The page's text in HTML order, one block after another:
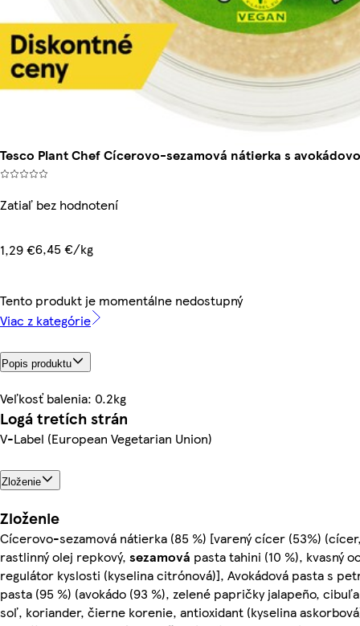
Tesco Plant Chef Cícerovo-sezamová nátierka s
Zatiaľ bez hodnotení
1,29 €6,45 €/kg
Tento produkt je momentálne nedostupný
Viac z kategórie
Popis produktu
Veľkosť balenia: 0.2kg
Logá tretích strán
V-Label (European Vegetarian Union)
Zloženie
Zloženie
Cícerovo-sezamová nátierka (85 %) [varený cícer (53%)
rastlinný olej repkový, sezamová pasta tahini (10 %), kvasný
regulátor kyslosti (kyselina citrónová)], Avokádová pasta s
pasta (95 %) (avokádo (93 %), zelené papričky jalapeño,
soľ, koriander, čierne korenie, antioxidant (kyselina